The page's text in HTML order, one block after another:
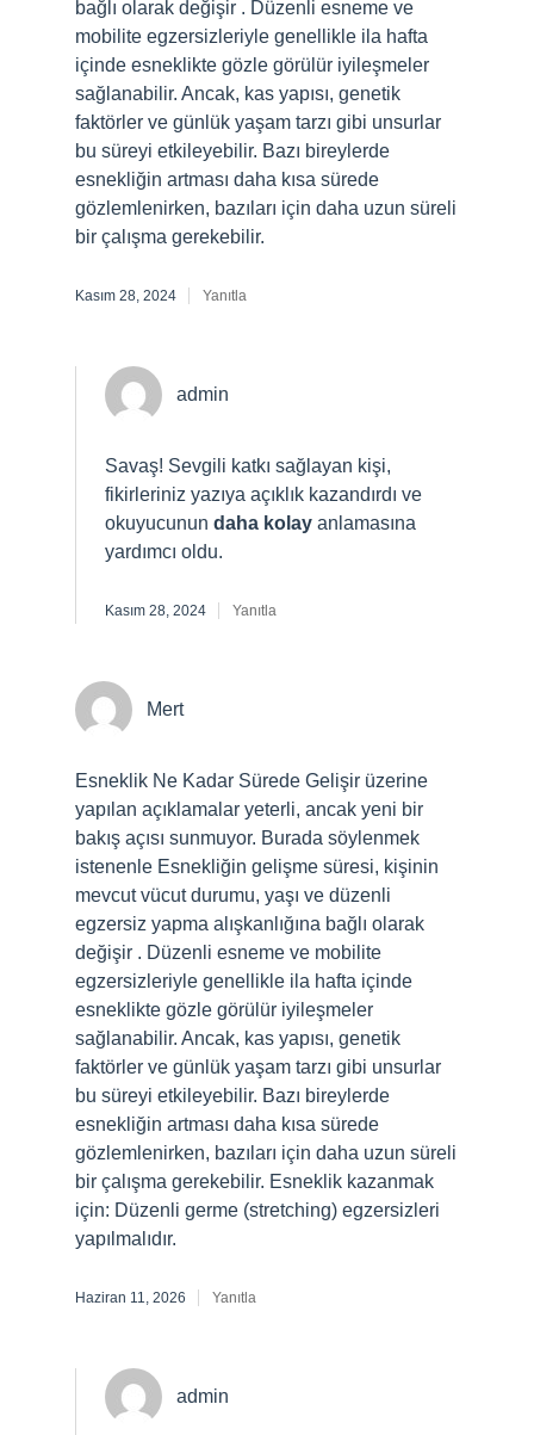
bağlı olarak değişir . Düzenli esneme ve
mobilite egzersizleriyle genellikle ila hafta
içinde esneklikte gözle görülür iyileşmeler
sağlanabilir. Ancak, kas yapısı, genetik
faktörler ve günlük yaşam tarzı gibi unsurlar
bu süreyi etkileyebilir. Bazı bireylerde
esnekliğin artması daha kısa sürede
gözlemlenirken, bazıları için daha uzun süreli
bir çalışma gerekebilir.
Kasım 28, 2024 Yanıtla
admin
Savaş! Sevgili katkı sağlayan kişi,
fikirleriniz yazıya açıklık kazandırdı ve
okuyucunun daha kolay anlamasına
yardımcı oldu.
Kasım 28, 2024 Yanıtla
Mert
Esneklik Ne Kadar Sürede Gelişir üzerine
yapılan açıklamalar yeterli, ancak yeni bir
bakış açısı sunmuyor. Burada söylenmek
istenenle Esnekliğin gelişme süresi, kişinin
mevcut vücut durumu, yaşı ve düzenli
egzersiz yapma alışkanlığına bağlı olarak
değişir . Düzenli esneme ve mobilite
egzersizleriyle genellikle ila hafta içinde
esneklikte gözle görülür iyileşmeler
sağlanabilir. Ancak, kas yapısı, genetik
faktörler ve günlük yaşam tarzı gibi unsurlar
bu süreyi etkileyebilir. Bazı bireylerde
esnekliğin artması daha kısa sürede
gözlemlenirken, bazıları için daha uzun süreli
bir çalışma gerekebilir. Esneklik kazanmak
için: Düzenli germe (stretching) egzersizleri
yapılmalıdır.
Haziran 11, 2026 Yanıtla
admin